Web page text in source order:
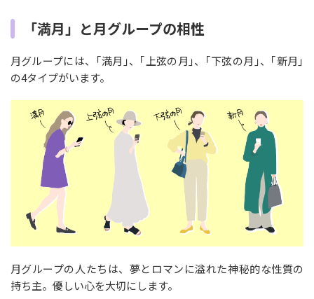
「満月」と月グループの相性
月グループには、｢満月｣、｢上弦の月｣、｢下弦の月｣、｢新月｣
の4タイプがいます。
月グループの人たちは、夢とロマンに溢れた神秘的な性質の
持ち主。優しい心を大切にします。